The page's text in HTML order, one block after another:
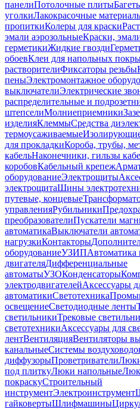
панелиПотолочные плиты
уголкиЛакокрасочные
пропиткиКолеры для краски
эмали аэрозольныеКраски,
герметикиЖидкие гвозди
обоевКлеи для напольных
растворителиФиксаторы резьбы
пеныЭлектромонтажное
выключателиЭлектрические
распределительные и
штепселиМолниеприемники
изделияКлеммыСредства
термоусаживаемые
для прокладкиКороба, трубы,
кабельНаконечники, гильзы
коробовКабельный крепеж
оборудованиеЭлектрощиты
электрощитаШины
путевые, концевые
управленияРубильники
преобразователиПускатели
автоматикаВыключатели
нагрузкиКонтакторы
оборудованиеУЗИПАвтоматика
двигателяДифференциальные
автоматыУЗОКонденсаторы
электродвигателейАксессуары
автоматикиСветотехника
освещениеСветодиодные ленты
светильникиТрековые
светотехникиАксессуары для
лентВентиляцияВентиляторы
канальныеСистемы
диффузорыПроветриватели
под плиткуЛюки напольные
покраскуСтроительный
инструментЭлектроинструмент
гайковертыШлифмашины